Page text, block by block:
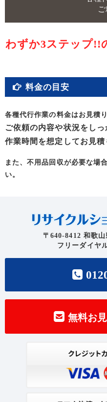
わずか3ステップ!!
料金の目安
各種代行作業の料金はお見積
ご依頼の内容や状況をし
作業時間を想定してお見積
また、不用品回収が必要な場
い。
〒640-8412 和歌
フリーダイヤ
無料お